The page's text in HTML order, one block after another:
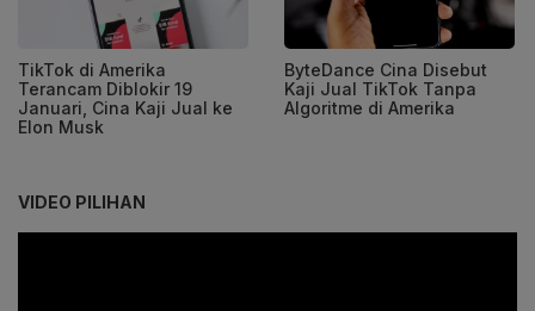
TikTok di Amerika
Terancam Diblokir 19
Januari, Cina Kaji Jual ke
Elon Musk
ByteDance Cina Disebut
Kaji Jual TikTok Tanpa
Algoritme di Amerika
VIDEO PILIHAN